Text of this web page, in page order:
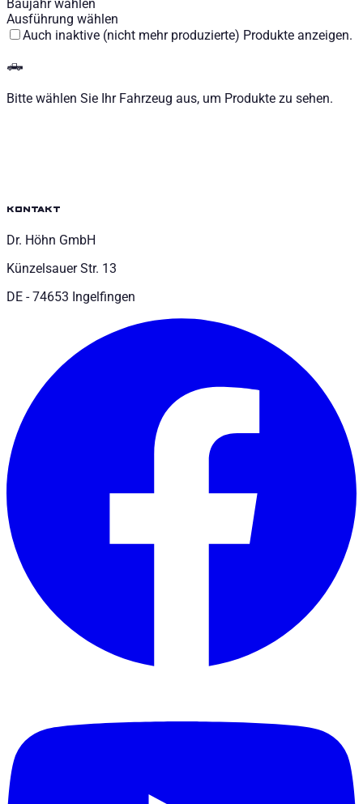
Baujahr wählen
Ausführung wählen
Auch inaktive (nicht mehr produzierte) Produkte anzeigen.
🛻
Bitte wählen Sie Ihr Fahrzeug aus, um Produkte zu sehen.
kontakt
Dr. Höhn GmbH
Künzelsauer Str. 13
DE - 74653 Ingelfingen